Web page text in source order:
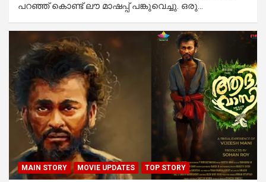
പറഞ്ഞ് കൊണ്ട് ലൗ മാഷപ്പ് പങ്കുവെച്ചു. ഒരു…
MAIN STORY MOVIE UPDATES TOP STORY